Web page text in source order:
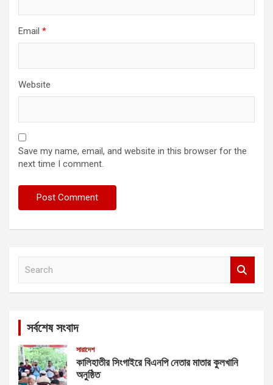
Email *
Website
Save my name, email, and website in this browser for the
next time I comment.
সর্বশেষ সংবাদ
সারাদেশ
কালিহাতীর সিংগাইরে বিএনপি নেতার মাতার কুলখানি
অনুষ্ঠিত